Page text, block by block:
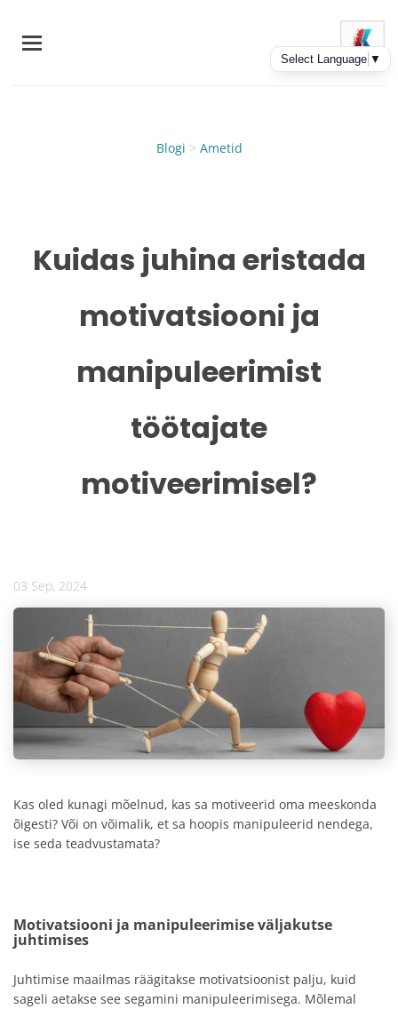
main
Blogi > Ametid
Kuidas juhina eristada
motivatsiooni ja
manipuleerimist
töötajate
motiveerimisel?
03 Sep, 2024
Kas oled kunagi mõelnud, kas sa motiveerid oma meeskonda
õigesti? Või on võimalik, et sa hoopis manipuleerid nendega,
ise seda teadvustamata?
Motivatsiooni ja manipuleerimise väljakutse
juhtimises
Juhtimise maailmas räägitakse motivatsioonist palju, kuid
sageli aetakse see segamini manipuleerimisega. Mõlemal